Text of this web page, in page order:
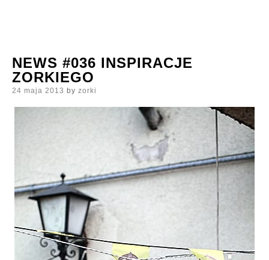
NEWS #036 INSPIRACJE
ZORKIEGO
Posted
24 maja 2013 by zorki